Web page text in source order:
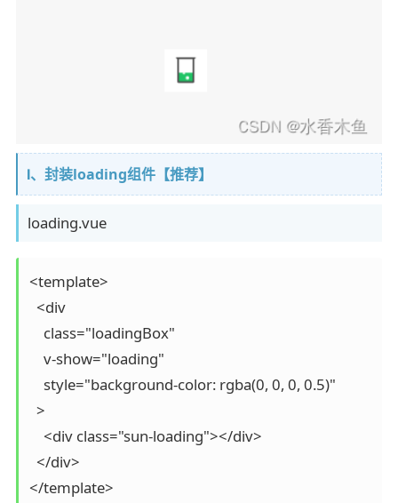
Ⅰ、封装loading组件【推荐】
loading.vue
<template>
  <div
    class="loadingBox"
    v-show="loading"
    style="background-color: rgba(0, 0, 0, 0.5)"
  >
    <div class="sun-loading"></div>
  </div>
</template>